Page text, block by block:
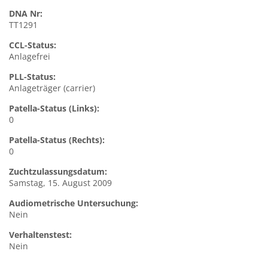
DNA Nr:
TT1291
CCL-Status:
Anlagefrei
PLL-Status:
Anlageträger (carrier)
Patella-Status (Links):
0
Patella-Status (Rechts):
0
Zuchtzulassungsdatum:
Samstag, 15. August 2009
Audiometrische Untersuchung:
Nein
Verhaltenstest:
Nein